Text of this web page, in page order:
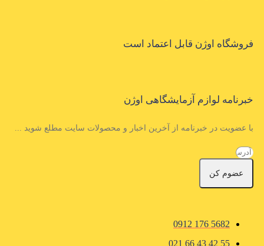
فروشگاه اوژن قابل اعتماد است
خبرنامه لوازم آزمایشگاهی اوژن
با عضویت در خبرنامه از آخرین اخبار و محصولات سایت مطلع شوید ...
عضوم کن
5682 176 0912
55 42 43 66 021